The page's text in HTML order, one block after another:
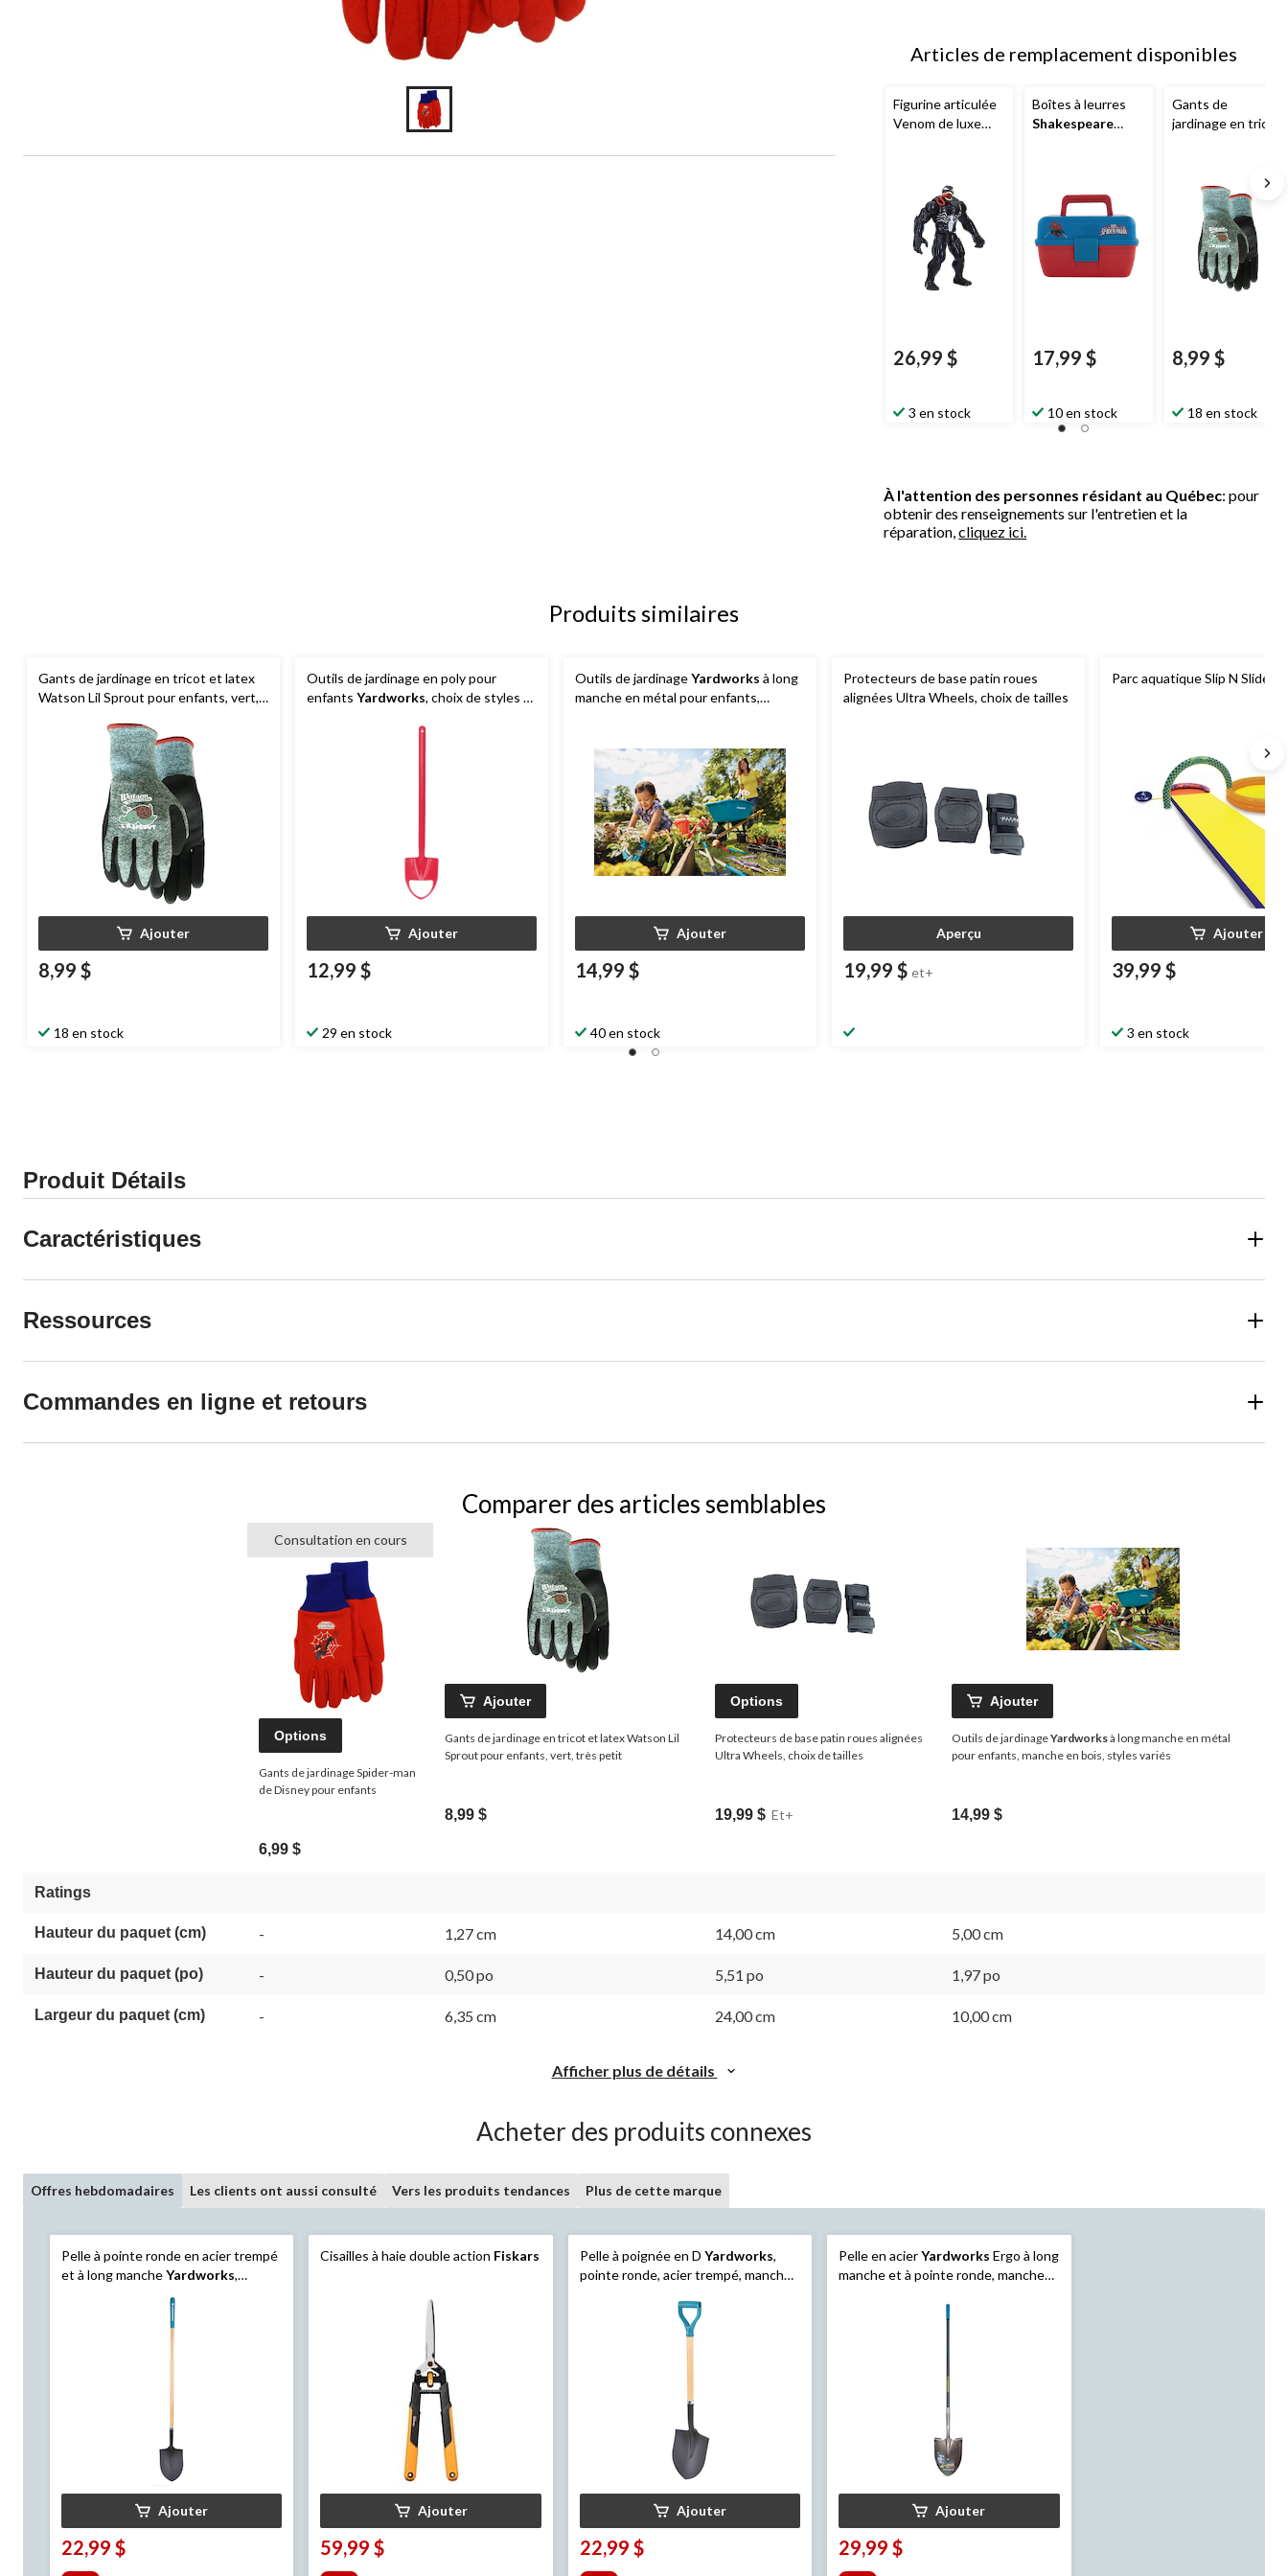
Articles de remplacement disponibles
Figurine articulée
Venom de luxe
26,99 $
3 en stock
Boîtes à leurres
Shakespeare
17,99 $
10 en stock
Gants de
jardinage en tricot
enfants, vert, très
8,99 $
18 en stock
À l'attention des personnes résidant au Québec: pour
obtenir des renseignements sur l'entretien et la
réparation,cliquez ici.
Produits similaires
Gants de jardinage en tricot et latex
Watson Lil Sprout pour enfants, vert,
Ajouter
8,99 $
18 en stock
Outils de jardinage en poly pour
enfants Yardworks, choix de styles et
Ajouter
12,99 $
29 en stock
Outils de jardinageYardworks à long
manche en métal pour enfants,
Ajouter
14,99 $
40 en stock
Protecteurs de base patin roues
alignées Ultra Wheels, choix de tailles
Aperçu
19,99 $ et+
Parc aquatique Slip N Slide
Ajouter
39,99 $
3 en stock
Produit Détails
Caractéristiques
Ressources
Commandes en ligne et retours
Comparer des articles semblables
Consultation en cours
Options
Gants de jardinage Spider-man
de Disney pour enfants
6,99 $
Ajouter
Gants de jardinage en tricot et latex Watson Lil
Sprout pour enfants, vert, très petit
8,99 $
Options
Protecteurs de base patin roues alignées
Ultra Wheels, choix de tailles
19,99 $ Et+
Ajouter
Outils de jardinageYardworksà long manche en métal
pour enfants, manche en bois, styles variés
14,99 $
Ratings
Hauteur du paquet (cm) - 1,27 cm 14,00 cm 5,00 cm
Hauteur du paquet (po) - 0,50 po 5,51 po 1,97 po
Largeur du paquet (cm) - 6,35 cm 24,00 cm 10,00 cm
Afficher plus de détails
Acheter des produits connexes
Offres hebdomadaires Les clients ont aussi consulté Vers les produits tendances Plus de cette marque
Pelle à pointe ronde en acier trempé
et à long mancheYardworks,
manche en bois dur, 62 po
Ajouter
22,99 $
Cisailles à haie double action Fiskars
Ajouter
59,99 $
Pelle à poignée en D Yardworks,
pointe ronde, acier trempé, manche
Ajouter
22,99 $
Pelle en acierYardworks Ergo à long
manche et à pointe ronde, manche
Ajouter
29,99 $